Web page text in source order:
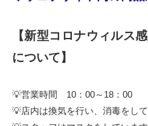
【新型コロナウィルス
について】
💡営業時間 10：00～18：00
💡店内は換気を行い、消毒をして